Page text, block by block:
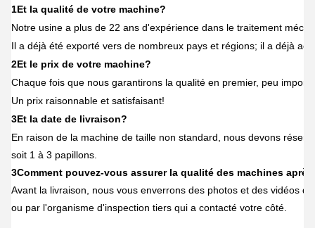
1Et la qualité de votre machine?
Notre usine a plus de 22 ans d'expérience dans le traitement
Il a déjà été exporté vers de nombreux pays et régions; il a déjà
2Et le prix de votre machine?
Chaque fois que nous garantirons la qualité en premier, peu
Un prix raisonnable et satisfaisant!
3Et la date de livraison?
En raison de la machine de taille non standard, nous devons
soit 1 à 3 papillons.
3Comment pouvez-vous assurer la qualité des machines
Avant la livraison, nous vous enverrons des photos et des vidéos
ou par l'organisme d'inspection tiers qui a contacté votre côté.